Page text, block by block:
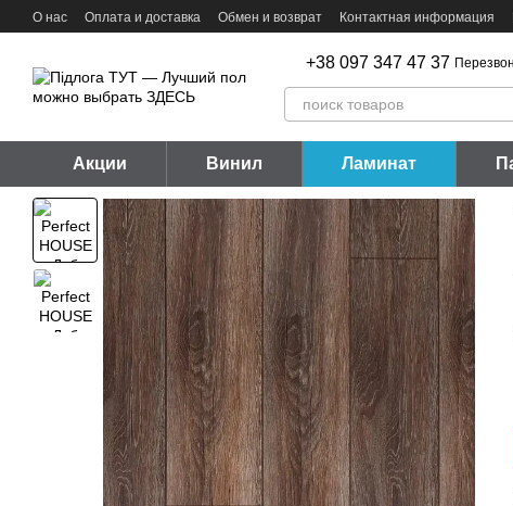
Перейти к основному контенту
О нас Оплата и доставка Обмен и возврат Контактная информация
+38 097 347 47 37
Акции Винил Ламинат